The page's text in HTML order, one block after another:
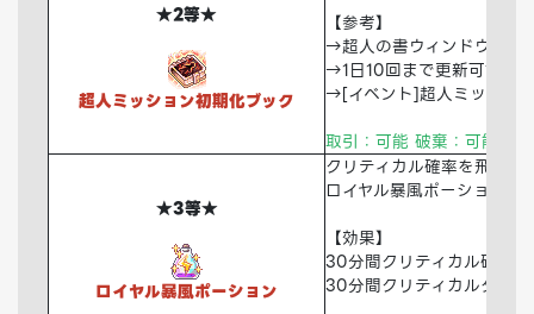
★2等★
超人ミッション初期化ブック
【参考】
→超人の書ウィンドウのミ
→1日10回まで更新可能
→[イベント]超人ミッショ
取引：可能 破棄：可能 倉
★3等★
ロイヤル暴風ポーション
クリティカル確率を飛躍的
ロイヤル暴風ポーション
【効果】
30分間クリティカル確率
30分間クリティカルダメ